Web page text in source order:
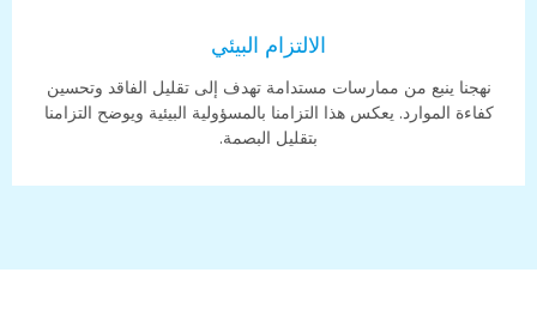
الالتزام البيئي
نهجنا ينبع من ممارسات مستدامة تهدف إلى تقليل الفاقد وتحسين
كفاءة الموارد. يعكس هذا التزامنا بالمسؤولية البيئية ويوضح التزامنا
بتقليل البصمة.